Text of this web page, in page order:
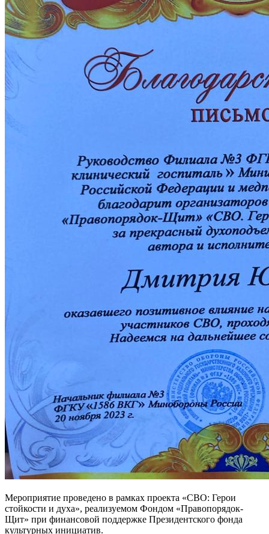
Мероприятие проведено в рамках проекта «СВО: Герои
стойкости и духа», реализуемом Фондом «Правопорядок-
Щит» при финансовой поддержке Президентского фонда
культурных инициатив.